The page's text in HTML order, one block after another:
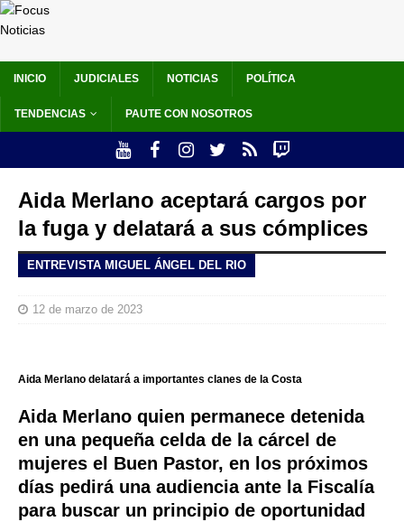
INICIO JUDICIALES NOTICIAS POLÍTICA
TENDENCIAS PAUTE CON NOSOTROS
Aida Merlano aceptará cargos por
la fuga y delatará a sus cómplices
ENTREVISTA MIGUEL ÁNGEL DEL RIO
12 de marzo de 2023
Aida Merlano delatará a importantes clanes de la Costa
Aida Merlano quien permanece detenida
en una pequeña celda de la cárcel de
mujeres el Buen Pastor, en los próximos
días pedirá una audiencia ante la Fiscalía
para buscar un principio de oportunidad